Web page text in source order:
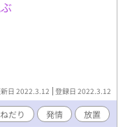
日 2022.3.12 登録日 2022.3.12
だり 発情 放置